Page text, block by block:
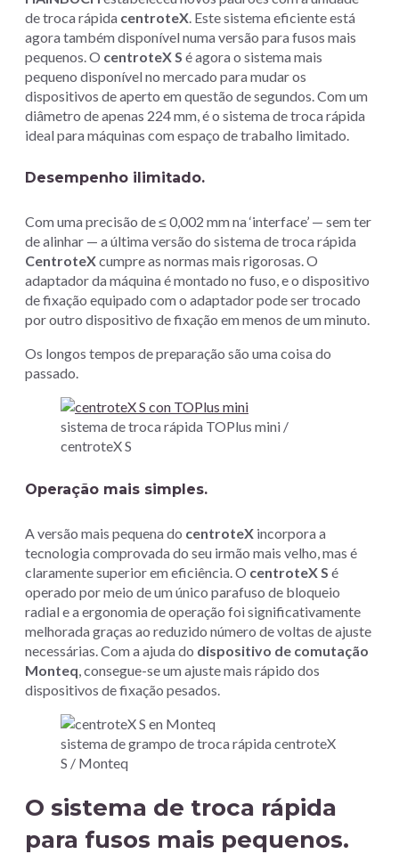
de troca rápida centroteX . Este sistema eficiente está
agora também disponível numa versão para fusos mais
pequenos. O centroteX S é agora o sistema mais
pequeno disponível no mercado para mudar os
dispositivos de aperto em questão de segundos. Com um
diâmetro de apenas 224 mm, é o sistema de troca rápida
ideal para máquinas com espaço de trabalho limitado.
Desempenho ilimitado.
Com uma precisão de ≤ 0,002 mm na ‘interface’ — sem ter
de alinhar — a última versão do sistema de troca rápida
CentroteXcumpre as normas mais rigorosas. O
adaptador da máquina é montado no fuso, e o dispositivo
de fixação equipado com o adaptador pode ser trocado
por outro dispositivo de fixação em menos de um minuto.
Os longos tempos de preparação são uma coisa do
passado.
sistema de troca rápida TOPlus mini /
centroteX S
Operação mais simples.
A versão mais pequena do centroteX incorpora a
tecnologia comprovada do seu irmão mais velho, mas é
claramente superior em eficiência. O centroteX S é
operado por meio de um único parafuso de bloqueio
radial e a ergonomia de operação foi significativamente
melhorada graças ao reduzido número de voltas de ajuste
necessárias. Com a ajuda do dispositivo de comutação
Monteq , consegue-se um ajuste mais rápido dos
dispositivos de fixação pesados.
sistema de grampo de troca rápida centroteX
S / Monteq
O sistema de troca rápida
para fusos mais pequenos.